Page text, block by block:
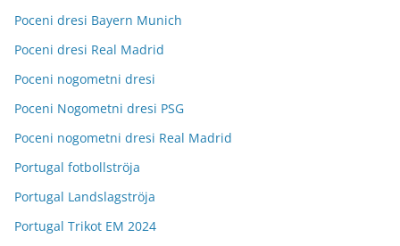
Poceni dresi Bayern Munich
Poceni dresi Real Madrid
Poceni nogometni dresi
Poceni Nogometni dresi PSG
Poceni nogometni dresi Real Madrid
Portugal fotbollströja
Portugal Landslagströja
Portugal Trikot EM 2024